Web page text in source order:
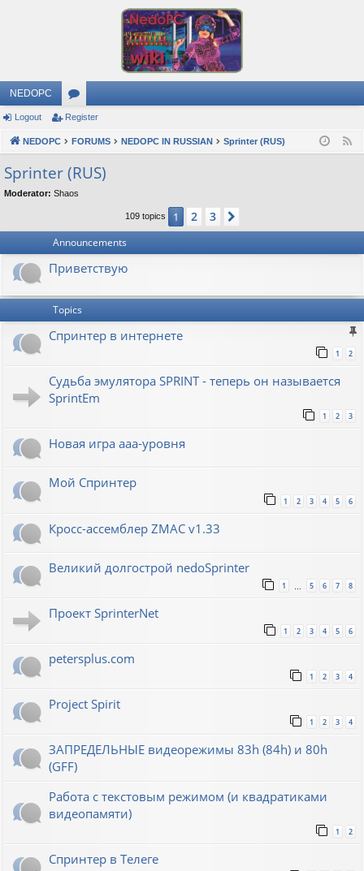
NEDOPC
or
u
m
s
Logout Register
NEDOPC FORUMS NEDOPC IN RUSSIAN Sprinter (RUS)
Sprinter (RUS)
Moderator: Shaos
109 topics 1 2 3
Announcements
Приветствую
Topics
Спринтер в интернете
1 2
Судьба эмулятора SPRINT - теперь он называется
SprintEm
1 2 3
Новая игра ааа-уровня
Мой Спринтер
1 2 3 4 5 6
Кросс-ассемблер ZMAC v1.33
Великий долгострой nedoSprinter
1 5 6 7 8
Проект SprinterNet
1 2 3 4 5 6
petersplus.com
1 2 3 4
Project Spirit
1 2 3 4
ЗАПРЕДЕЛЬНЫЕ видеорежимы 83h (84h) и 80h
(GFF)
Работа с текстовым режимом (и квадратиками
видеопамяти)
1 2
Спринтер в Телеге